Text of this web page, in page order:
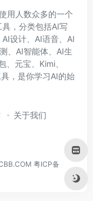
用人数众多的一个
，分类包括AI写
设计、AI语音、AI
、AI智能体、AI生
、元宝、Kimi、
，是你学习AI的始
关于我们
粤ICP备